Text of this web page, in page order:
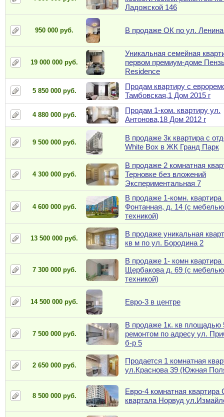
Ладожской 146
950 000 руб. В продаже ОК по ул.
19 000 000 руб.
Уникальная семейная
первом премиум-доме
Residence
5 850 000 руб.
Продам квартиру с
Тамбовская,1 Дом 2015 г
4 880 000 руб.
Продам 1-ком. квартиру ул.
Антонова,18 Дом 2012 г
9 500 000 руб.
В продаже 3к квартира с
White Box в ЖК Гранд Парк
4 300 000 руб.
В продаже 2 комнатная
Терновке без вложений
Экспериментальная 7
4 600 000 руб.
В продаже 1-комн. квартира
Фонтанная, д. 14 (с
техникой)
13 500 000 руб.
В продаже уникальная
кв м по ул. Бородина 2
7 300 000 руб.
В продаже 1- комн квартира
Щербакова д. 69 (с
техникой)
14 500 000 руб. Евро-3 в центре
7 500 000 руб.
В продаже 1к. кв площадью
ремонтом по адресу ул.
б-р 5
2 650 000 руб.
Продается 1 комнатная
ул.Краснова 39 (Южная
8 500 000 руб.
Евро-4 комнатная квартира
квартала Норвуд